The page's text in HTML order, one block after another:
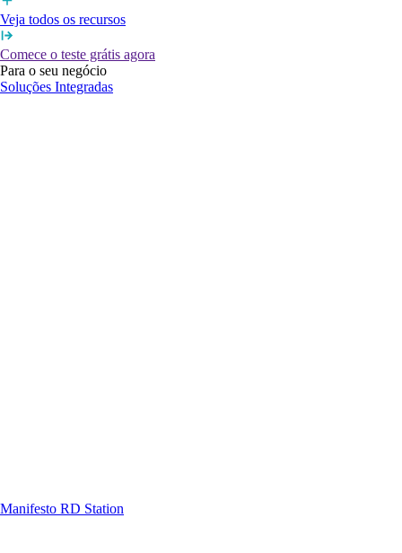
Veja todos os recursos
Comece o teste grátis agora
Para o seu negócio
Soluções Integradas
Manifesto RD Station